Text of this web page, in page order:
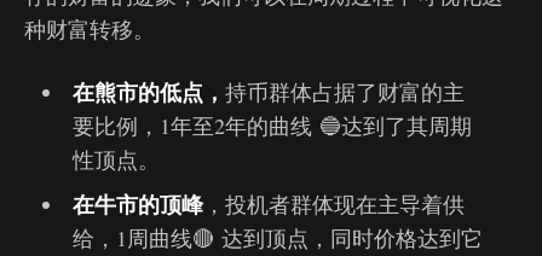
种财富转移。
在熊市的低点， 持币群体占据了财富的主
要比例，1年至2年的曲线 🔵达到了其周期
性顶点。
在牛市的顶峰，投机者群体现在主导着供
给，1周曲线🔴 达到顶点，同时价格达到它